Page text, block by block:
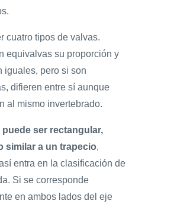
cuatro tipos de valvas.
equivalvas su proporción y
iguales, pero si son
difieren entre sí aunque
al mismo invertebrado.
puede ser rectangular,
similar a un trapecio,
entra en la clasificación de
Si se corresponde
en ambos lados del eje